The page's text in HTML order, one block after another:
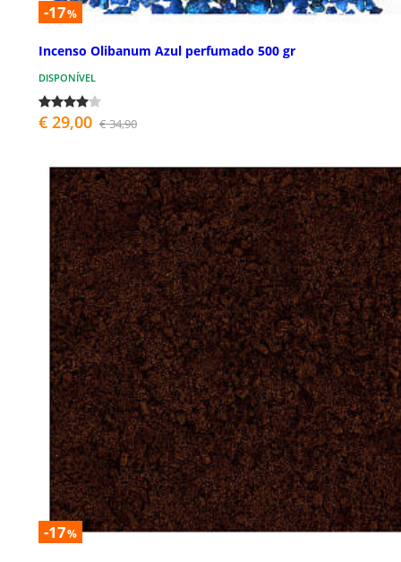
-17%
Incenso Olibanum Azul perfumado 500 gr
DISPONÍVEL
€ 29,00 € 34,90
-17%